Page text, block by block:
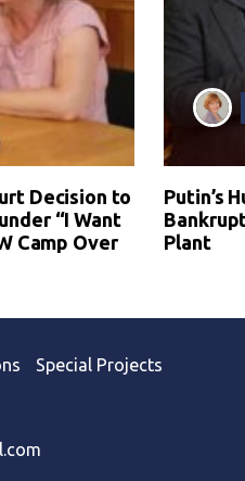
Decision to
“I Want
Camp Over
Putin’s
Plant
Special Projects